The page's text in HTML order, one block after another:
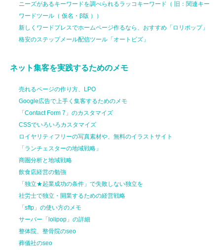
ニーズがあるキーワードを調べられるラッコキーワード（ 旧：関連キー
ワードツール（ 仮名・β版 ））
新しくワードプレスでホームページ作るなら、おすすめ「ロリポップ」
格安のステップメール配信ツール「オートビズ」
ネット集客を実践するためのメモ
売れるページの作り方、LPO
Google広告で上手く集客するためのメモ
「Contact Form 7」のカスタマイズ
CSSでいろいろカスタマイズ
ロイヤリティフリーの写真素材や、無料のイラストサイト
「ランチェスターの地域戦略」
商圏分析と地域戦略
飲食店経営の勉強
「独立★起業成功の条件」で失敗しない独立を
社労士で独立・開業するための経営戦略
「sftp」の使い方のメモ
サーバー「lolipop」の詳細
整体院、整骨院のseo
葬儀社のseo